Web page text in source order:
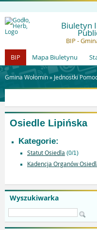
Biuletyn
BIP -
BIP
Mapa Biuletynu
Gmina Wołomin » Jednostki
Wyszukiwarka
Osiedle Lipińska
Kategorie:
Statut Osiedla (0/1)
Kadencja Organów